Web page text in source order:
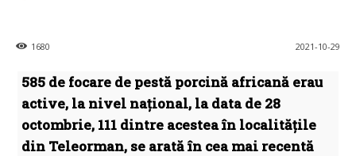
2021-10-29
1680
585 de focare de pestă porcină africană erau
active, la nivel național, la data de 28
octombrie, 111 dintre acestea în localitățile
din Teleorman, se arată în cea mai recentă